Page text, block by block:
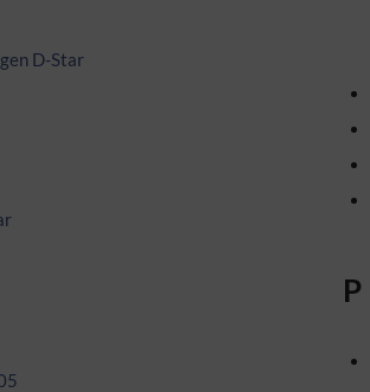
D-Star
P